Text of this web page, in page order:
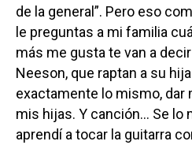
de la general”. Pero eso
le preguntas a mi familia
más me gusta te van a decir
Neeson, que raptan a su
exactamente lo mismo, dar
mis hijas. Y canción… Se lo
aprendí a tocar la guitarra